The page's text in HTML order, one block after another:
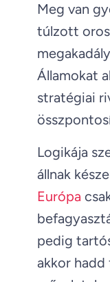
Meg van
túlzott
Államokat
stratégiai
Logikája
állnak
Európa
pedig
akkor